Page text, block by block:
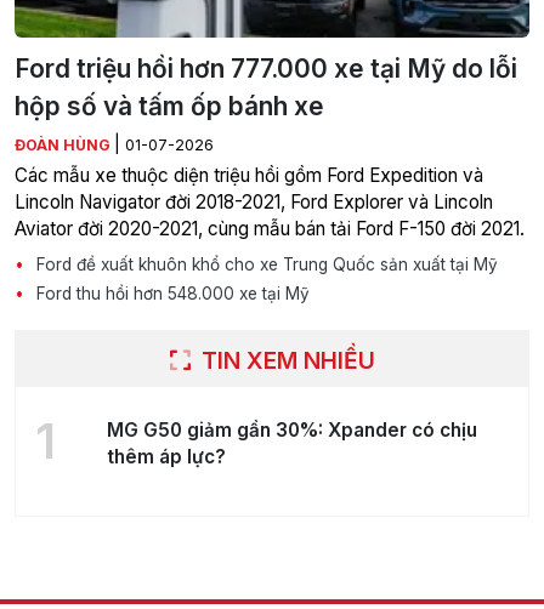
Ford triệu hồi hơn 777.000 xe tại Mỹ do lỗi
hộp số và tấm ốp bánh xe
ĐOÀN HÙNG 01-07-2026
Các mẫu xe thuộc diện triệu hồi gồm Ford Expedition và
Lincoln Navigator đời 2018-2021, Ford Explorer và Lincoln
Aviator đời 2020-2021, cùng mẫu bán tải Ford F-150 đời 2021.
Ford đề xuất khuôn khổ cho xe Trung Quốc sản xuất tại Mỹ
Ford thu hồi hơn 548.000 xe tại Mỹ
TIN XEM NHIỀU
1
MG G50 giảm gần 30%: Xpander có chịu
thêm áp lực?